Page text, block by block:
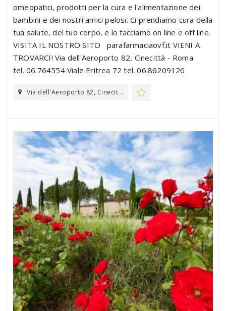
omeopatici, prodotti per la cura e l'alimentazione dei
bambini e dei nostri amici pelosi. Ci prendiamo cura della
tua salute, del tuo corpo, e lo facciamo on line e off line.
VISITA IL NOSTRO SITO parafarmaciaovf.it VIENI A
TROVARCI! Via dell'Aeroporto 82, Cinecittà - Roma
tel. 06.764554 Viale Eritrea 72 tel. 06.86209126
Via dell'Aeroporto 82, Cinecit...